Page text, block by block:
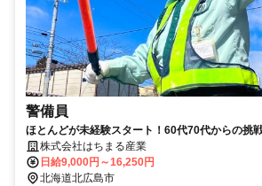
警備員
ほとんどが未経験スタート！60代70代からの挑
◎ 株式会社はちまる産業
日給9,000円～16,250円
北海道北広島市